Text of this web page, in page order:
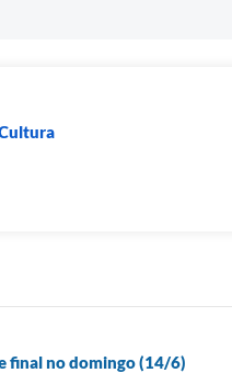
final no domingo (14/6)